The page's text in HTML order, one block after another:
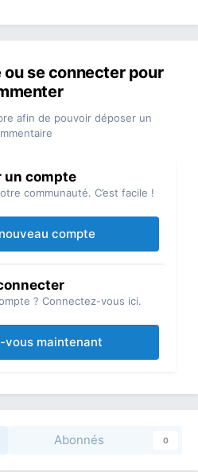
ou se connecter pour
afin de pouvoir déposer un
un compte
communauté. C’est facile !
compte
? Connectez-vous ici.
vous maintenant
Abonnés 0